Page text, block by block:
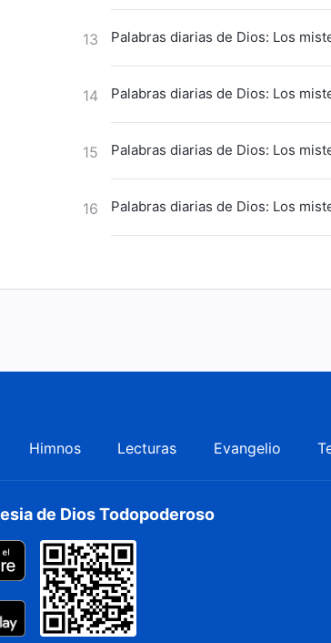
13 Palabras diarias de Dios: Los
14 Palabras diarias de Dios: Los
15 Palabras diarias de Dios: Los
16 Palabras diarias de Dios: Los
Himnos Lecturas Evangelio
de Dios Todopoderoso